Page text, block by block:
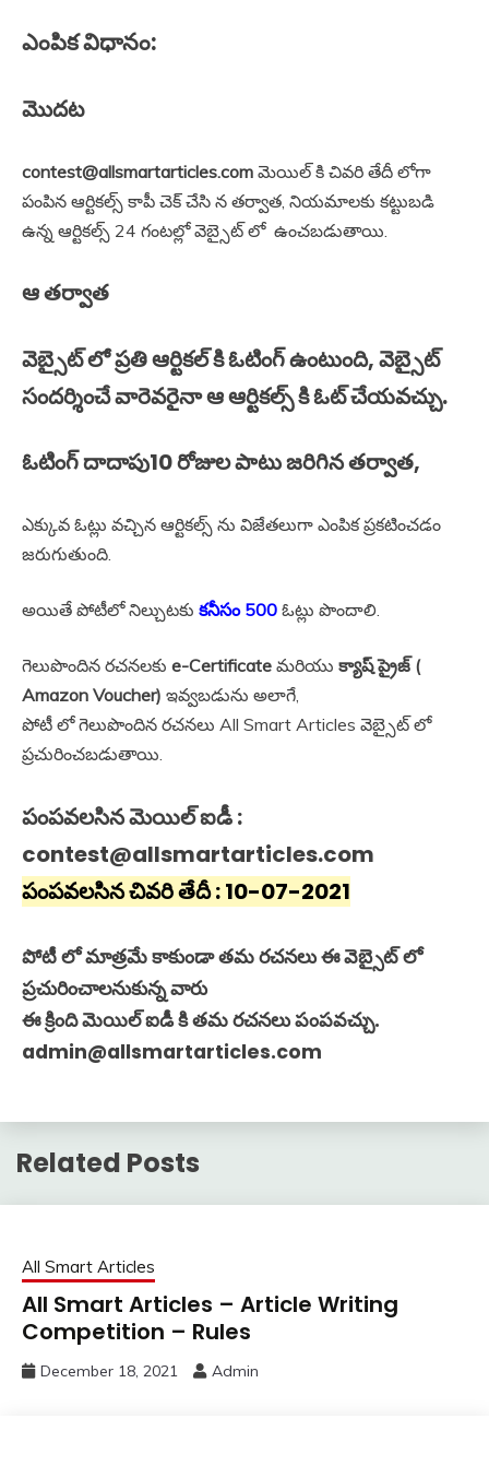
ఎంపిక విధానం:
మొదట
contest@allsmartarticles.com మెయిల్ కి చివరి తేదీ లోగా
పంపిన ఆర్టికల్స్ కాపీ చెక్ చేసి న తర్వాత, నియమాలకు కట్టుబడి
ఉన్న ఆర్టికల్స్ 24 గంటల్లో వెబ్సైట్ లో ఉంచబడుతాయి.
ఆ తర్వాత
వెబ్సైట్ లో ప్రతి ఆర్టికల్ కి ఓటింగ్ ఉంటుంది, వెబ్సైట్
సందర్శించే వారెవరైనా ఆ ఆర్టికల్స్ కి ఓట్ చేయవచ్చు.
ఓటింగ్ దాదాపు10 రోజుల పాటు జరిగిన తర్వాత,
ఎక్కువ ఓట్లు వచ్చిన ఆర్టికల్స్ ను విజేతలుగా ఎంపిక ప్రకటించడం
జరుగుతుంది.
అయితే పోటీలో నిల్చుటకు కనీసం 500 ఓట్లు పొందాలి.
గెలుపొందిన రచనలకు e-Certificate మరియు క్యాష్ ప్రైజ్ (
Amazon Voucher) ఇవ్వబడును అలాగే,
పోటీ లో గెలుపొందిన రచనలు All Smart Articles వెబ్సైట్ లో
ప్రచురించబడుతాయి.
పంపవలసిన మెయిల్ ఐడీ :
contest@allsmartarticles.com
పంపవలసిన చివరి తేదీ : 10-07-2021
పోటీ లో మాత్రమే కాకుండా తమ రచనలు ఈ వెబ్సైట్ లో
ప్రచురించాలనుకున్న వారు
ఈ క్రింది మెయిల్ ఐడీ కి తమ రచనలు పంపవచ్చు.
admin@allsmartarticles.com
Related Posts
All Smart Articles
All Smart Articles – Article Writing
Competition – Rules
December 18, 2021 Admin